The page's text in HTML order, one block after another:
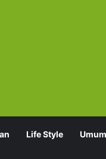
Life Style Umum